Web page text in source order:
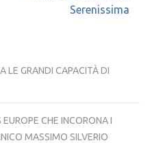
Serenissima
LE GRANDI CAPACITÀ DI
CHE INCORONA I
MASSIMO SILVERIO